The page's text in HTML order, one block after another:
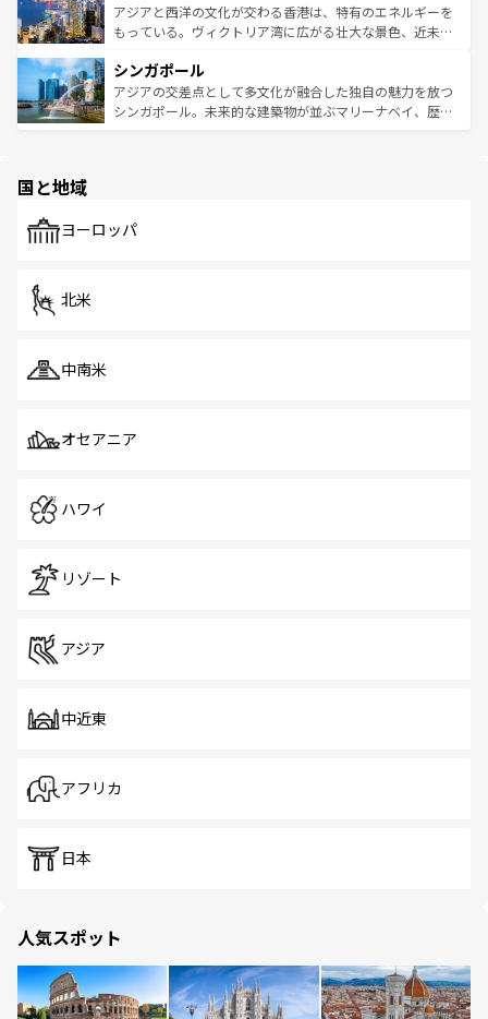
ひ現地で味わいたい。どの地域を訪れてもあたたかい人々
が旅行者を迎えてくれるので、きっと忘れられない旅にな
参照してほしい。
帯で自然と触れ合い、南部ではプーケットやクラビの美し
いビーチでリゾート気分を楽しむことができる。タイ料理
激する。気候は一年中温暖で、どの季節にも異なる楽しみ
が待っている。親しみやすいタイの人々、仏教を中心とし
た文化、そして多様な観光資源が、訪れる旅人を魅了し続
アジアと西洋の文化が交わる香港は、特有のエネルギーを
もっている。ヴィクトリア湾に広がる壮大な景色、近未来
み、どこを訪れても感動するはず。観光スポットが密集し
ており、効率よく見どころを回れるのも魅力。息をのむよ
うな絶景から文化的な体験まで、香港を存分に楽しみ尽く
シンガポール
アジアの交差点として多文化が融合した独自の魅力を放つ
シンガポール。未来的な建築物が並ぶマリーナベイ、歴史
で、ホーカーズは地元の風情を楽しめる外せないスポット
国と地域
ヨーロッパ
北米
中南米
オセアニア
ハワイ
リゾート
アジア
中近東
アフリカ
日本
人気スポット